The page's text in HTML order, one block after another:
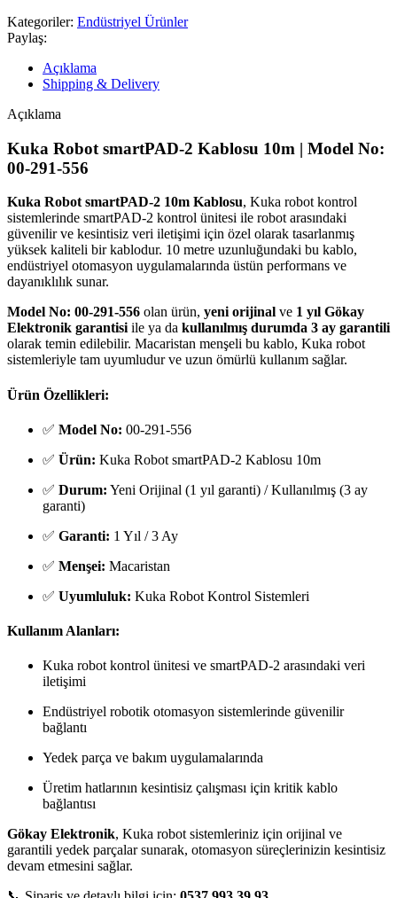
Kategoriler: Endüstriyel Ürünler
Paylaş:
Açıklama
Shipping & Delivery
Açıklama
Kuka Robot smartPAD-2 Kablosu 10m | Model No:
00-291-556
Kuka Robot smartPAD-2 10m Kablosu, Kuka robot kontrol
sistemlerinde smartPAD-2 kontrol ünitesi ile robot arasındaki
güvenilir ve kesintisiz veri iletişimi için özel olarak tasarlanmış
yüksek kaliteli bir kablodur. 10 metre uzunluğundaki bu kablo,
endüstriyel otomasyon uygulamalarında üstün performans ve
dayanıklılık sunar.
Model No: 00-291-556 olan ürün, yeni orijinal ve 1 yıl Gökay
Elektronik garantisi ile ya da kullanılmış durumda 3 ay garantili
olarak temin edilebilir. Macaristan menşeli bu kablo, Kuka robot
sistemleriyle tam uyumludur ve uzun ömürlü kullanım sağlar.
Ürün Özellikleri:
✅ Model No: 00-291-556
✅ Ürün: Kuka Robot smartPAD-2 Kablosu 10m
✅ Durum: Yeni Orijinal (1 yıl garanti) / Kullanılmış (3 ay
garanti)
✅ Garanti: 1 Yıl / 3 Ay
✅ Menşei: Macaristan
✅ Uyumluluk: Kuka Robot Kontrol Sistemleri
Kullanım Alanları:
Kuka robot kontrol ünitesi ve smartPAD-2 arasındaki veri
iletişimi
Endüstriyel robotik otomasyon sistemlerinde güvenilir
bağlantı
Yedek parça ve bakım uygulamalarında
Üretim hatlarının kesintisiz çalışması için kritik kablo
bağlantısı
Gökay Elektronik, Kuka robot sistemleriniz için orijinal ve
garantili yedek parçalar sunarak, otomasyon süreçlerinizin kesintisiz
devam etmesini sağlar.